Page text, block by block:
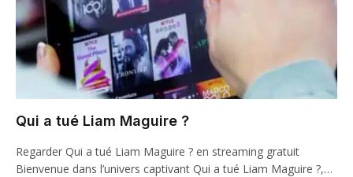
Qui a tué Liam Maguire ?
Regarder Qui a tué Liam Maguire ? en streaming gratuit
Bienvenue dans l’univers captivant Qui a tué Liam Maguire ?,…